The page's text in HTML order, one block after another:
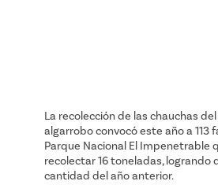
La recolección de las chauchas
algarrobo convocó este año a 113
Parque Nacional El Impenetrable
recolectar 16 toneladas, logrando
cantidad del año anterior.